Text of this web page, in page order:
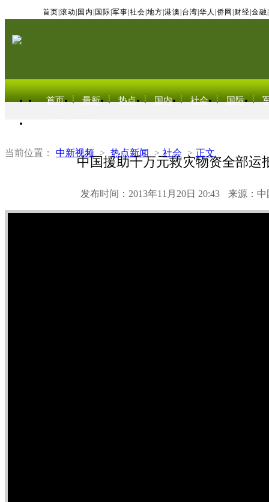
首页 滚动 国内 国际 军事 社会 地方 港澳 台湾 华人 侨网 财经 金融
首页 最新 热点 国内 社会 国际
当前位置： 中新视频 > 热点新闻 > 社会 > 正文
中国援助千万元救灾物资全部运
发布时间：2013年11月20日 20:43 来源：中